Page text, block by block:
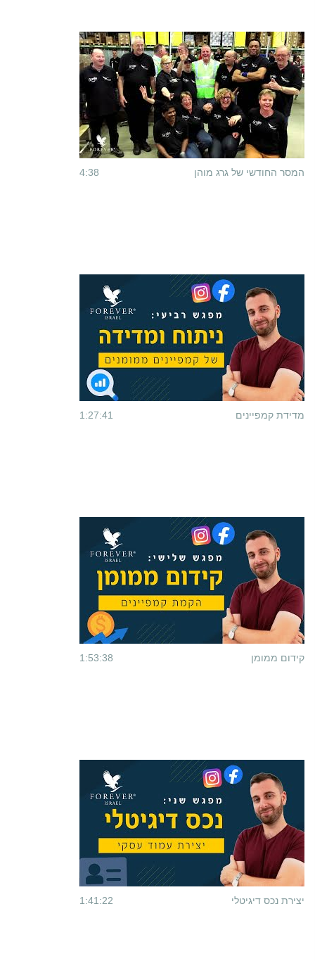
4:38 המסר החודשי של גרג מוהן
1:27:41 מדידת קמפיינים
1:53:38 קידום ממומן
1:41:22 יצירת נכס דיגיטלי